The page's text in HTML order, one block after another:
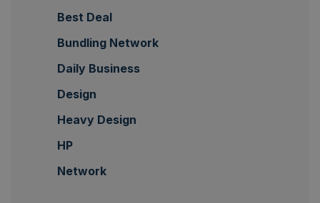
Best Deal
Bundling Network
Daily Business
Design
Heavy Design
HP
Network